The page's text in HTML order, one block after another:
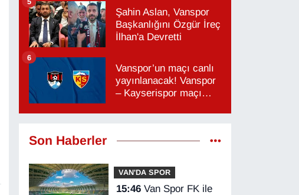
Şahin Aslan, Vanspor
Başkanlığını Özgür İreç
İlhan'a Devretti
Vanspor’un maçı canlı
yayınlanacak! Vanspor
– Kayserispor maçı
6
Son Haberler
VAN'DA SPOR
15:46Van Spor FK ile